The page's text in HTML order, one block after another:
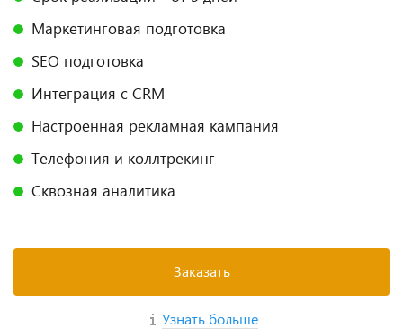
Маркетинговая подготовка
SEO подготовка
Интеграция с CRM
Настроенная рекламная кампания
Телефония и коллтрекинг
Сквозная аналитика
Заказать
Узнать больше